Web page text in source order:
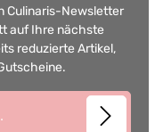
Culinaris-Newsletter
auf Ihre nächste
reduzierte Artikel,